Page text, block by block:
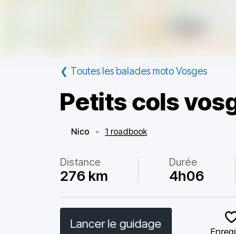
❮ Toutes les balades moto Vosges
Petits cols
Nico • 1 roadbook
Distance
276 km
Durée
4h06
Lancer le guidage